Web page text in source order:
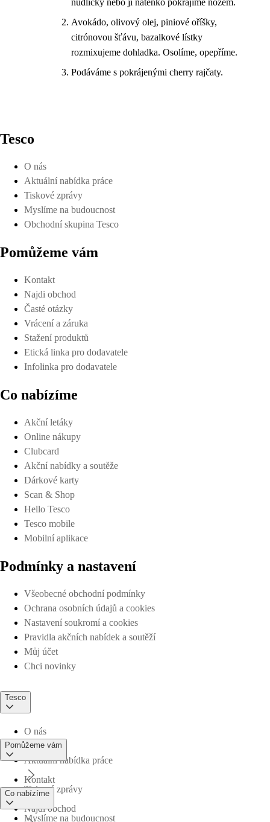
Avokádo, olivový olej, piniové oříšky,
citrónovou šťávu, bazalkové lístky
rozmixujeme dohladka. Osolíme, opepříme.
Podáváme s pokrájenými cherry rajčaty.
Tesco
O nás
Aktuální nabídka práce
Tiskové zprávy
Myslíme na budoucnost
Obchodní skupina Tesco
Pomůžeme vám
Kontakt
Najdi obchod
Časté otázky
Vrácení a záruka
Stažení produktů
Etická linka pro dodavatele
Infolinka pro dodavatele
Co nabízíme
Akční letáky
Online nákupy
Clubcard
Akční nabídky a soutěže
Dárkové karty
Scan & Shop
Hello Tesco
Tesco mobile
Mobilní aplikace
Podmínky a nastavení
Všeobecné obchodní podmínky
Ochrana osobních údajů a cookies
Nastavení soukromí a cookies
Pravidla akčních nabídek a soutěží
Můj účet
Chci novinky
Tesco
O nás
Aktuální nabídka práce
Tiskové zprávy
Myslíme na budoucnost
Pomůžeme vám
Kontakt
Najdi obchod
Co nabízíme